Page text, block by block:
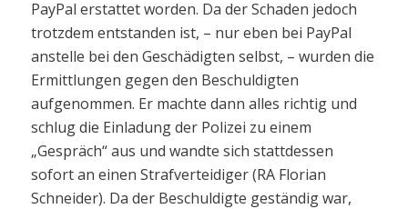
PayPal erstattet worden. Da der Schaden jedoch
trotzdem entstanden ist, – nur eben bei PayPal
anstelle bei den Geschädigten selbst, – wurden die
Ermittlungen gegen den Beschuldigten
aufgenommen. Er machte dann alles richtig und
schlug die Einladung der Polizei zu einem
„Gespräch“ aus und wandte sich stattdessen
sofort an einen Strafverteidiger (RA Florian
Schneider). Da der Beschuldigte geständig war,